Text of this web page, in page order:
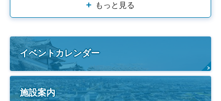
もっと見る
イベントカレンダー
施設案内